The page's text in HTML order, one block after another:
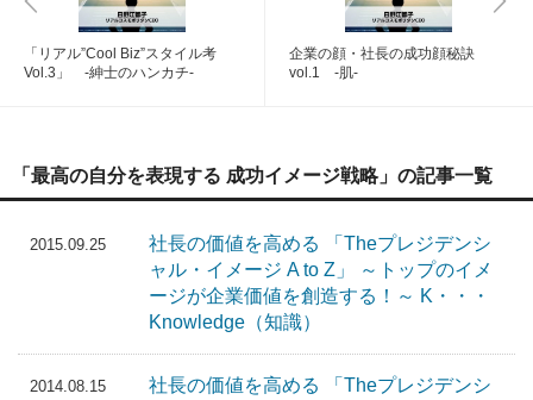
「リアル”Cool Biz”スタイル考
Vol.3」 -紳士のハンカチ-
企業の顔・社長の成功顔秘訣
vol.1 -肌-
「最高の自分を表現する 成功イメージ戦略」の記事一覧
2015.09.25
社長の価値を高める 「Theプレジデンシ
ャル・イメージ A to Z」 ～トップのイメ
ージが企業価値を創造する！～ K・・・
Knowledge（知識）
2014.08.15
社長の価値を高める 「Theプレジデンシ